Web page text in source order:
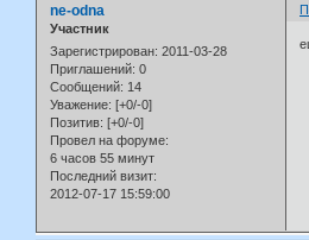
ne-odna
Участник
Зарегистрирован: 2011-03-28
Приглашений: 0
Сообщений: 14
Уважение: [+0/-0]
Позитив: [+0/-0]
Провел на форуме:
6 часов 55 минут
Последний визит:
2012-07-17 15:59:00